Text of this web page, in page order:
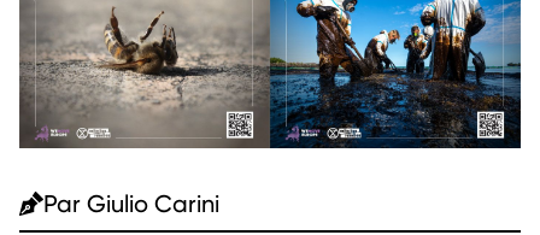
Par Giulio Carini